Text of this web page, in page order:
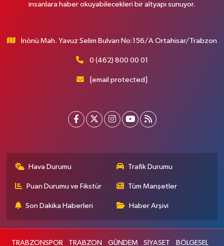
insanlara haber okuyabilecekleri bir altyapı sunuyor.
İnönü Mah. Yavuz Selim Bulvarı No:156/A Ortahisar/Trabzon
0 (462) 800 00 01
[email protected]
Hava Durumu Trafik Durumu
Puan Durumu ve Fikstür Tüm Manşetler
Son Dakika Haberleri Haber Arşivi
TRABZONSPOR TRABZON GÜNDEM SİYASET BÖLGESEL